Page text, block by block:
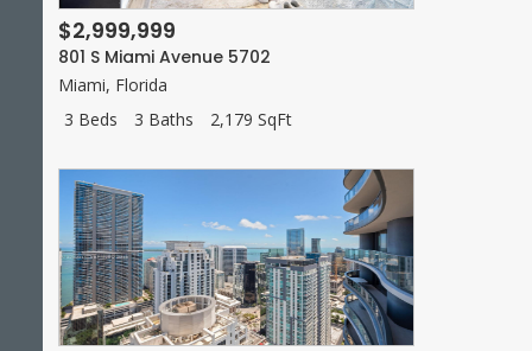
$2,999,999
801 S Miami Avenue 5702
Miami, Florida
3 Beds
3 Baths 2,179 SqFt